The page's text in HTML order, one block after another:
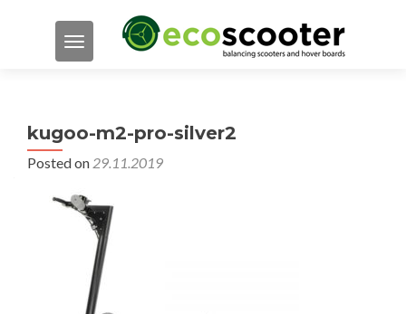
TOGGLE NAVIGATION
kugoo-m2-pro-silver2
Posted on 29.11.2019